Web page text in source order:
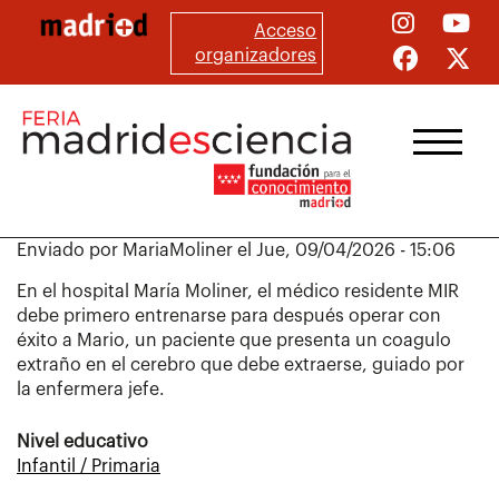
principal
Acceso
organizadores
Enviado por MariaMoliner el Jue, 09/04/2026 - 15:06
En el hospital María Moliner, el médico residente MIR
debe primero entrenarse para después operar con
éxito a Mario, un paciente que presenta un coagulo
extraño en el cerebro que debe extraerse, guiado por
la enfermera jefe.
Nivel educativo
Infantil / Primaria